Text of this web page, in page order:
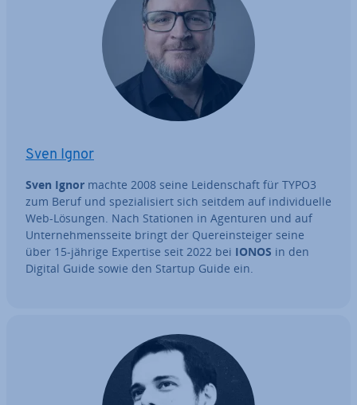
Sven Ignor
Sven Ignor machte 2008 seine Lei­den­schaft für TYPO3
zum Beruf und spe­zia­li­siert sich seitdem auf in­di­vi­du­el­le
Web-Lösungen. Nach Stationen in Agenturen und auf
Un­ter­neh­mens­sei­te bringt der Quer­ein­stei­ger seine
über 15-jährige Expertise seit 2022 bei IONOS in den
Digital Guide sowie den Startup Guide ein.